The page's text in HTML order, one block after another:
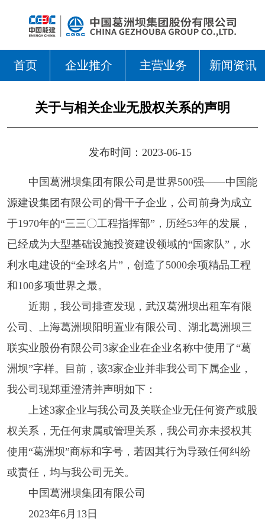
首页 企业推介 主营业务 新闻资讯
关于与相关企业无股权关系的声明
发布时间：2023-06-15
中国葛洲坝集团有限公司是世界500强——中国能
源建设集团有限公司的骨干子企业，公司前身为成立
于1970年的“三三〇工程指挥部”，历经53年的发展，
已经成为大型基础设施投资建设领域的“国家队”，水
利水电建设的“全球名片”，创造了5000余项精品工程
和100多项世界之最。
近期，我公司排查发现，武汉葛洲坝出租车有限
公司、上海葛洲坝阳明置业有限公司、湖北葛洲坝三
联实业股份有限公司3家企业在企业名称中使用了“葛
洲坝”字样。目前，该3家企业并非我公司下属企业，
我公司现郑重澄清并声明如下：
上述3家企业与我公司及关联企业无任何资产或股
权关系，无任何隶属或管理关系，我公司亦未授权其
使用“葛洲坝”商标和字号，若因其行为导致任何纠纷
或责任，均与我公司无关。
中国葛洲坝集团有限公司
2023年6月13日